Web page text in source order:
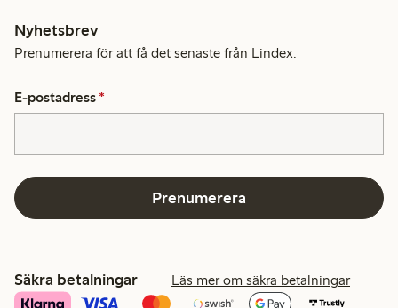
Nyhetsbrev
Prenumerera för att få det senaste från Lindex.
E-postadress *
Prenumerera
Säkra betalningar Läs mer om säkra betalningar